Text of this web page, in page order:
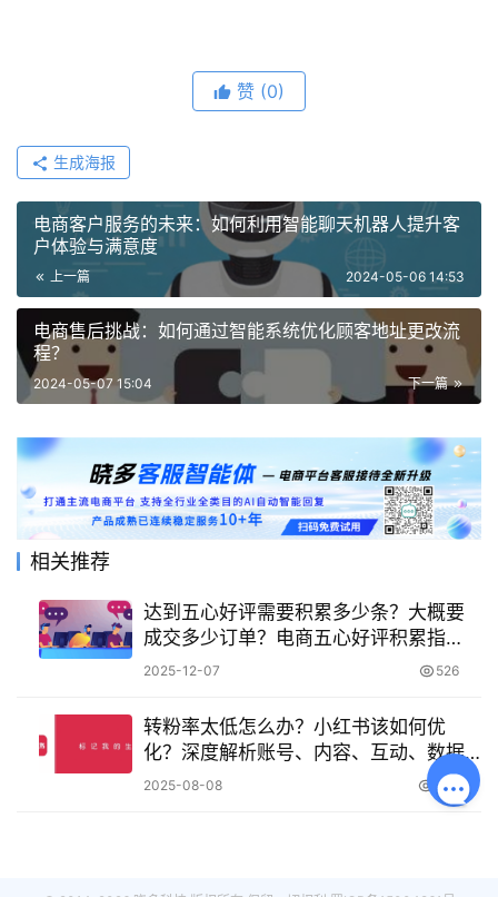
赞 (0)
生成海报
电商客户服务的未来：如何利用智能聊天机器人提升客
户体验与满意度
上一篇 2024-05-06 14:53
电商售后挑战：如何通过智能系统优化顾客地址更改流
程？
下一篇
2024-05-07 15:04
相关推荐
达到五心好评需要积累多少条？大概要
成交多少订单？电商五心好评积累指
南！
2025-12-07 526
转粉率太低怎么办？小红书该如何优
化？深度解析账号、内容、互动、数据4
大关键板块，打造高转化率小红书账
2025-08-08 938